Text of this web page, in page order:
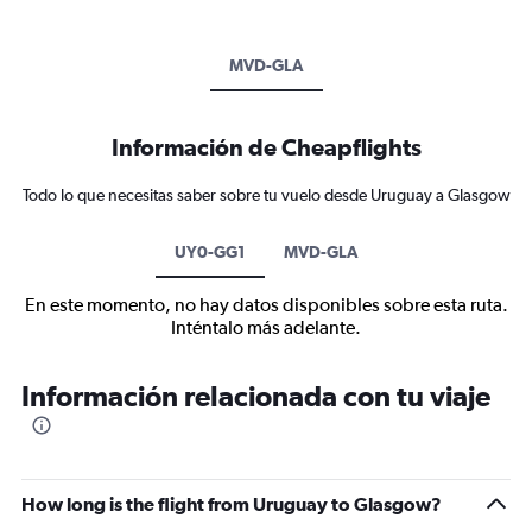
MVD-GLA
Información de Cheapflights
Todo lo que necesitas saber sobre tu vuelo desde Uruguay a Glasgow
UY0-GG1 MVD-GLA
En este momento, no hay datos disponibles sobre esta ruta.
Inténtalo más adelante.
Información relacionada con tu viaje
How long is the flight from Uruguay to Glasgow?